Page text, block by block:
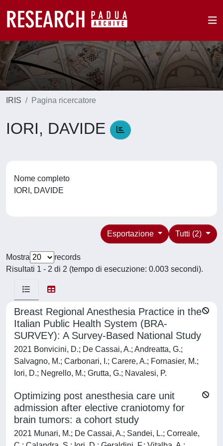
IRIS Pagina ricercatore
IORI, DAVIDE
Nome completo
IORI, DAVIDE
Tutti (2)
Esportazione
Mostra
records
Risultati 1 - 2 di 2 (tempo di esecuzione: 0.003 secondi).
Breast Regional Anesthesia Practice in the
Italian Public Health System (BRA-
SURVEY): A Survey-Based National Study
2021 Bonvicini, D.; De Cassai, A.; Andreatta, G.;
Salvagno, M.; Carbonari, I.; Carere, A.; Fornasier, M.;
Iori, D.; Negrello, M.; Grutta, G.; Navalesi, P.
Optimizing post anesthesia care unit
admission after elective craniotomy for
brain tumors: a cohort study
2021 Munari, M.; De Cassai, A.; Sandei, L.; Correale,